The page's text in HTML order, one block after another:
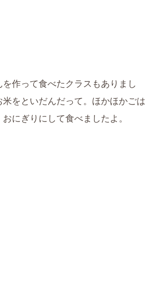
作って食べたクラスもありまし
をといだんだって。ほかほかごは
にぎりにして食べましたよ。